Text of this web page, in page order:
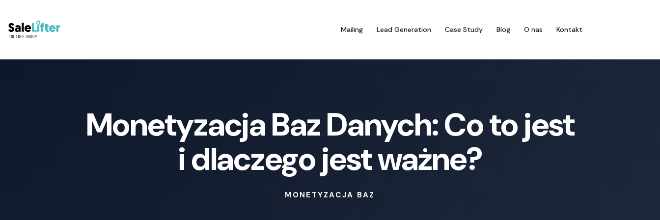
Mailing Lead Generation Case Study Blog O nas Kontakt
Monetyzacja Baz Danych: Co to jest
i dlaczego jest ważne?
MONETYZACJA BAZ